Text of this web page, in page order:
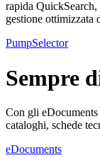
rapida
gestione ottimizzata
PumpSelector
Sempre
Con gli
cataloghi, schede
eDocuments